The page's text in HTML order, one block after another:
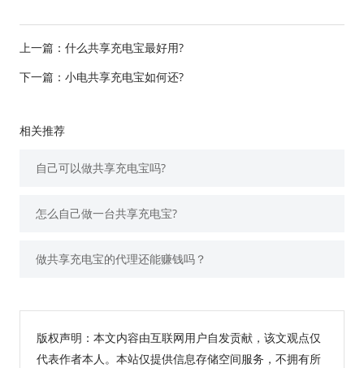
上一篇： 什么共享充电宝最好用?
下一篇： 小电共享充电宝如何还?
相关推荐
自己可以做共享充电宝吗?
怎么自己做一台共享充电宝?
做共享充电宝的代理还能赚钱吗？
版权声明：本文内容由互联网用户自发贡献，该文观点仅
代表作者本人。本站仅提供信息存储空间服务，不拥有所